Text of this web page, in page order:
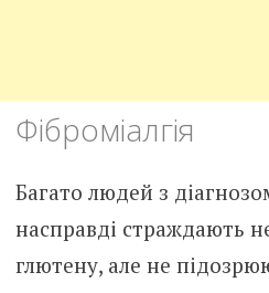
Фіброміалгія
Багато людей з
насправді страждають
глютену, але не